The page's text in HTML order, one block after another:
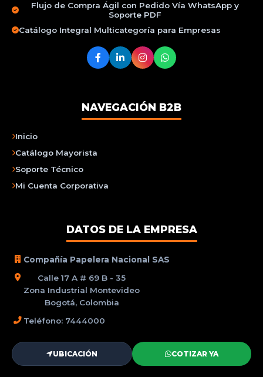
Flujo de Compra Ágil con Pedido Vía WhatsApp y
Soporte PDF
Catálogo Integral Multicategoría para Empresas
NAVEGACIÓN B2B
Inicio
Catálogo Mayorista
Soporte Técnico
Mi Cuenta Corporativa
DATOS DE LA EMPRESA
Compañía Papelera Nacional SAS
Calle 17 A # 69 B - 35
Zona Industrial Montevideo
Bogotá, Colombia
Teléfono: 7444000
UBICACIÓN COTIZAR YA